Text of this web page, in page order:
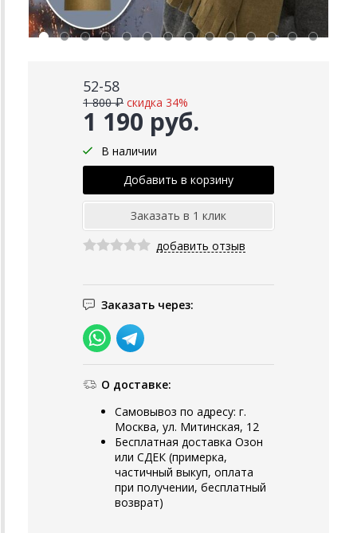
52-58
1 190 руб.
1 800 ₽ скидка 34%
В наличии
добавить отзыв
Заказать через:
О доставке:
Самовывоз по адресу: г.
Москва, ул. Митинская, 12
Бесплатная доставка Озон
или СДЕК (примерка,
частичный выкуп, оплата
при получении, бесплатный
возврат)